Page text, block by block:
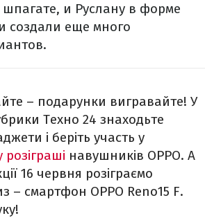
и Руслану в форме
создали еще много
– подарунки вигравайте! У
Техно 24 знаходьте
і беріть участь у
навушників OPPO. А
16 червня розіграємо
– смартфон OPPO Reno15 F.